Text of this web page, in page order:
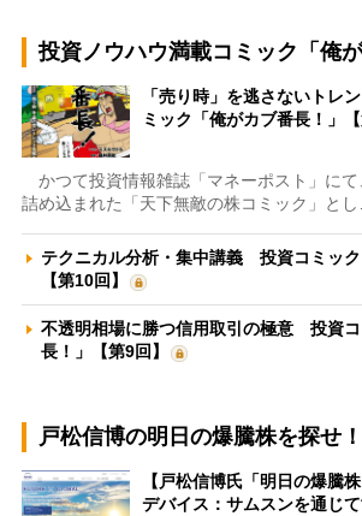
投資ノウハウ満載コミック「俺が
「売り時」を逃さないトレ
ミック「俺がカブ番長！」【
かつて投資情報雑誌「マネーポスト」に
詰め込まれた「天下無敵の株コミック」と
テクニカル分析・集中講義 投資コミック
【第10回】
不透明相場に勝つ信用取引の極意 投資
長！」【第9回】
戸松信博の明日の爆騰株を探せ！
【戸松信博氏「明日の爆騰
デバイス：サムスンを通じ